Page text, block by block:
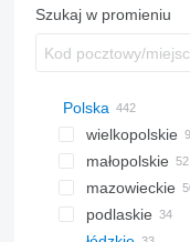
Szukaj w promieniu
Polska
wielkopolskie
Poznań
Zduny
Rakoniewice
małopolskie
Kraków
Nowy Sącz
mazowieckie
Warszawa
podlaskie